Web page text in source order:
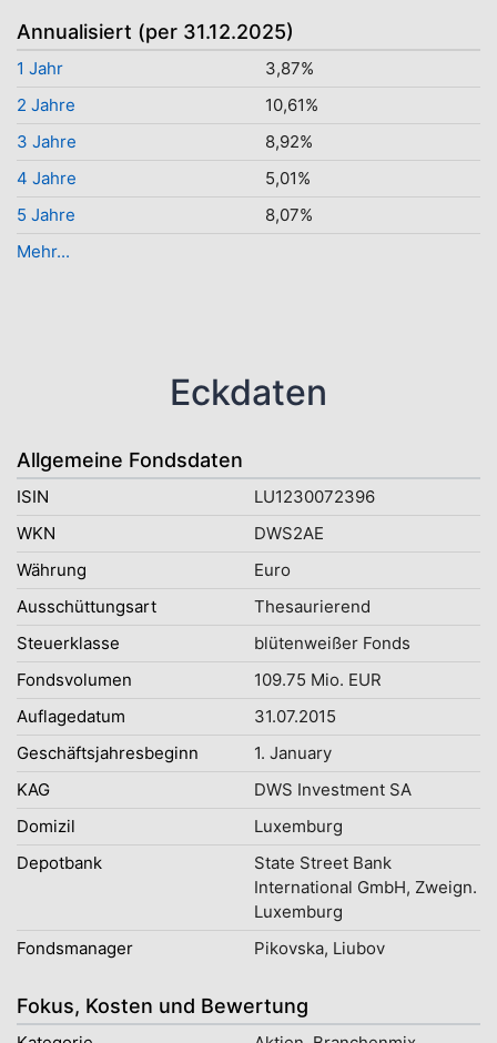
Annualisiert (per 31.12.2025)
1 Jahr
3,87%
2 Jahre
10,61%
3 Jahre
8,92%
4 Jahre
5,01%
5 Jahre
8,07%
Mehr...
Eckdaten
Allgemeine Fondsdaten
ISIN
LU1230072396
WKN
DWS2AE
Währung
Euro
Ausschüttungsart
Thesaurierend
Steuerklasse
blütenweißer Fonds
Fondsvolumen
109.75 Mio. EUR
Auflagedatum
31.07.2015
Geschäftsjahresbeginn
1. January
KAG
DWS Investment SA
Domizil
Luxemburg
Depotbank
State Street Bank
International GmbH, Zweign.
Luxemburg
Fondsmanager
Pikovska, Liubov
Fokus, Kosten und Bewertung